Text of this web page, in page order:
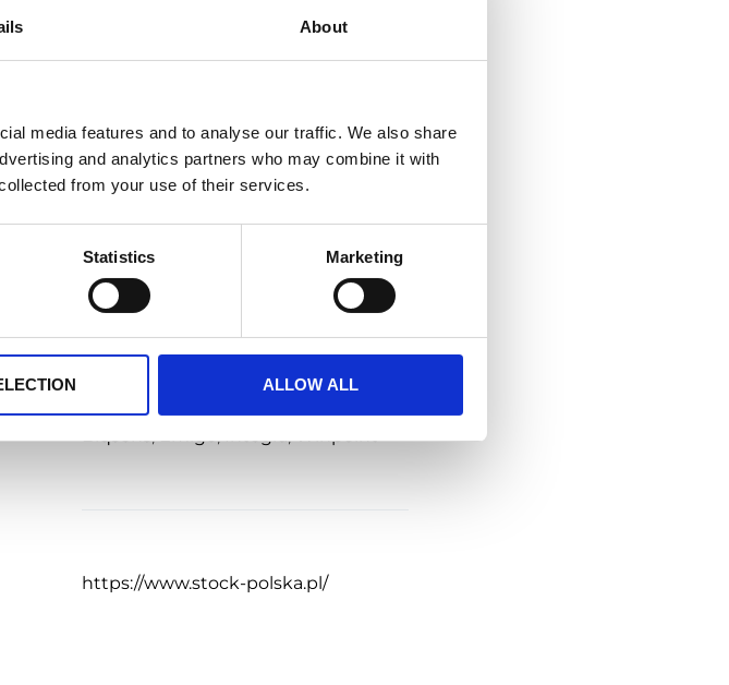
About
media features and to analyse our traffic. We also share
and analytics partners who may combine it with
from your use of their services.
Statistics Marketing
ALLOW ALL
Kategorie
Alkohole
Tagi
Biqsens, Emigo, Integra, Winpoint
https://www.stock-polska.pl/